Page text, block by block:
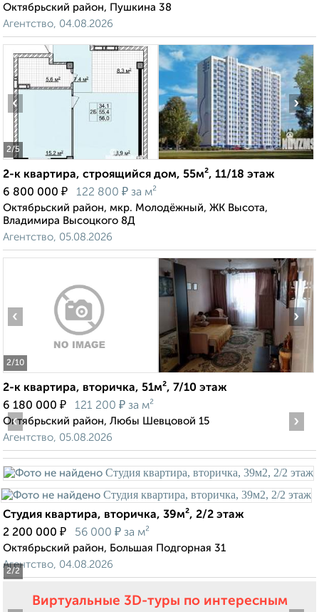
Октябрьский район, Пушкина 38
Агентство, 04.08.2026
2/5
‹ ›
2-к квартира, строящийся дом, 55м², 11/18 этаж
6 800 000 ₽ 122 800 ₽ за м²
Октябрьский район, мкр. Молодёжный, ЖК Высота,
Владимира Высоцкого 8Д
Агентство, 05.08.2026
2/10
‹ ›
2-к квартира, вторичка, 51м², 7/10 этаж
6 180 000 ₽ 121 200 ₽ за м²
Октябрьский район, Любы Шевцовой 15
Агентство, 05.08.2026
2/2
‹ ›
Студия квартира, вторичка, 39м², 2/2 этаж
2 200 000 ₽ 56 000 ₽ за м²
Октябрьский район, Большая Подгорная 31
Агентство, 04.08.2026
Виртуальные 3D-туры по интересным